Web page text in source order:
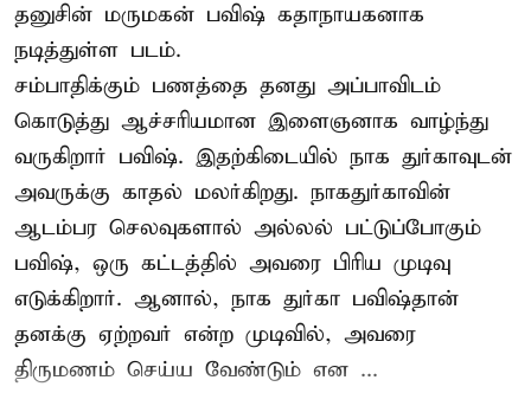
தனுசின் மருமகன் பவிஷ் கதாநாயகனாக
நடித்துள்ள படம்.
சம்பாதிக்கும் பணத்தை தனது அப்பாவிடம்
கொடுத்து ஆச்சரியமான இளைஞனாக வாழ்ந்து
வருகிறார் பவிஷ். இதற்கிடையில் நாக துர்காவுடன்
அவருக்கு காதல் மலர்கிறது. நாகதுர்காவின்
ஆடம்பர செலவுகளால் அல்லல் பட்டுப்போகும்
பவிஷ், ஒரு கட்டத்தில் அவரை பிரிய முடிவு
எடுக்கிறார். ஆனால், நாக துர்கா பவிஷ்தான்
தனக்கு ஏற்றவர் என்ற முடிவில், அவரை
திருமணம் செய்ய வேண்டும் என ...